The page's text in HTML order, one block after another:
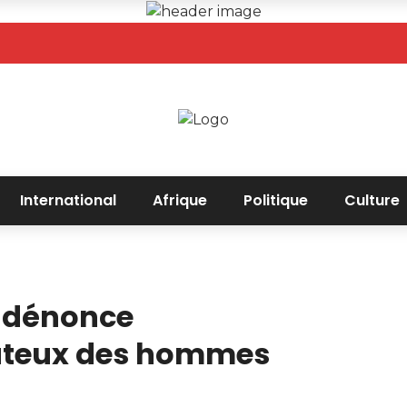
International Afrique Politique Culture
des hommes